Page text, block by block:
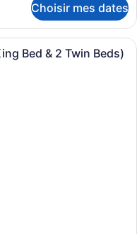
Choisir mes dates
chambre d’hôtel avec un lit,
Bed & 2 Twin Beds)